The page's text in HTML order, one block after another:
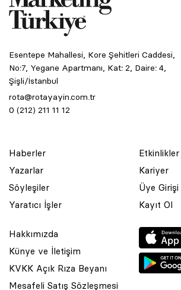
Esentepe Mahallesi, Kore Şehitleri Caddesi,
No:7, Yegane Apartmanı, Kat: 2, Daire: 4,
Şişli/İstanbul
rota@rotayayin.com.tr
0 (212) 211 11 12
Haberler
Yazarlar
Söyleşiler
Yaratıcı İşler
Etkinlikler
Kariyer
Üye Girişi
Kayıt Ol
Hakkımızda
Künye ve İletişim
KVKK Açık Rıza Beyanı
Mesafeli Satış Sözleşmesi